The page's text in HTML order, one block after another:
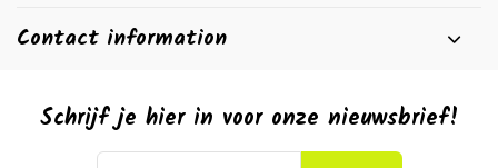
Contact information
Schrijf je hier in voor onze nieuwsbrief!